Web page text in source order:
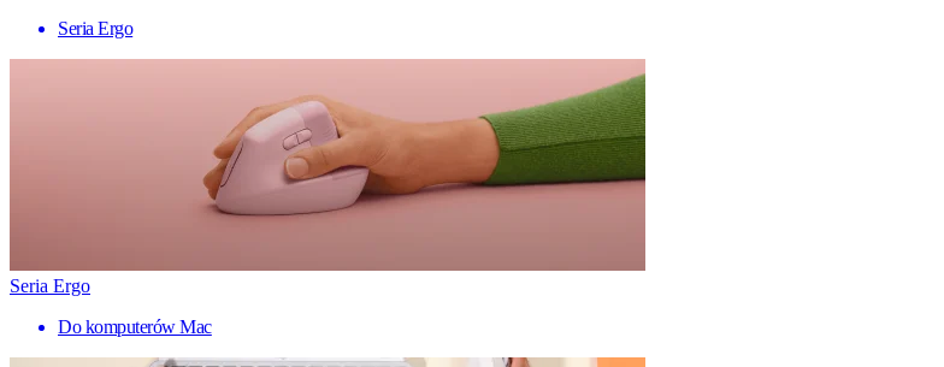
Seria Ergo
Seria Ergo
Do komputerów Mac